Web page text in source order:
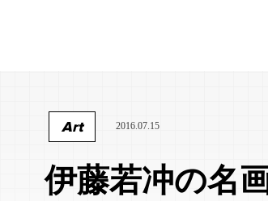
Art 2016.07.15
伊藤若冲の名